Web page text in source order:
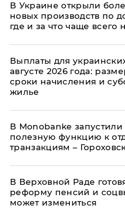
В Украине открыли
новых производств по
где и за что чаще всего
Выплаты для
августе 2026 года:
сроки начисления и
жилье
В Мonobankе
полезную функцию к
транзакциям –
В Верховной Раде
реформу пенсий и
может измениться